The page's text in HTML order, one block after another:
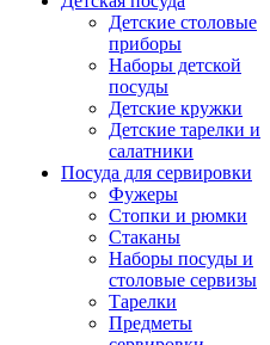
Детские столовые
приборы
Наборы детской
посуды
Детские кружки
Детские тарелки и
салатники
Посуда для сервировки
Фужеры
Стопки и рюмки
Стаканы
Наборы посуды и
столовые сервизы
Тарелки
Предметы